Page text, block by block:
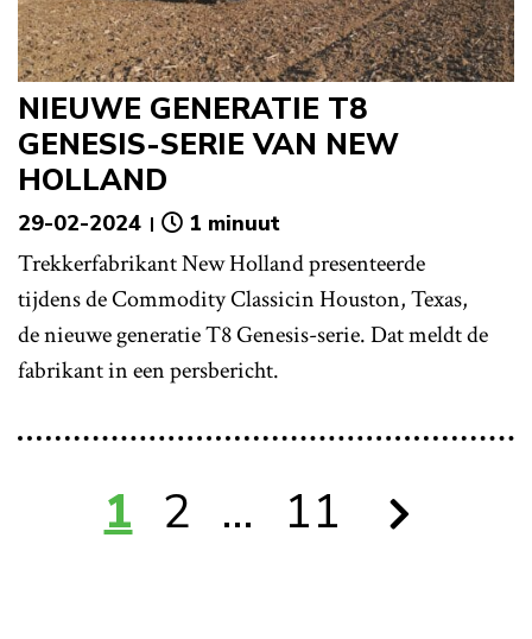
NIEUWE GENERATIE T8
GENESIS-SERIE VAN NEW
HOLLAND
29-02-2024 1 minuut
Trekkerfabrikant New Holland presenteerde
tijdens de Commodity Classicin Houston, Texas,
de nieuwe generatie T8 Genesis-serie. Dat meldt de
fabrikant in een persbericht.
1 2 … 11